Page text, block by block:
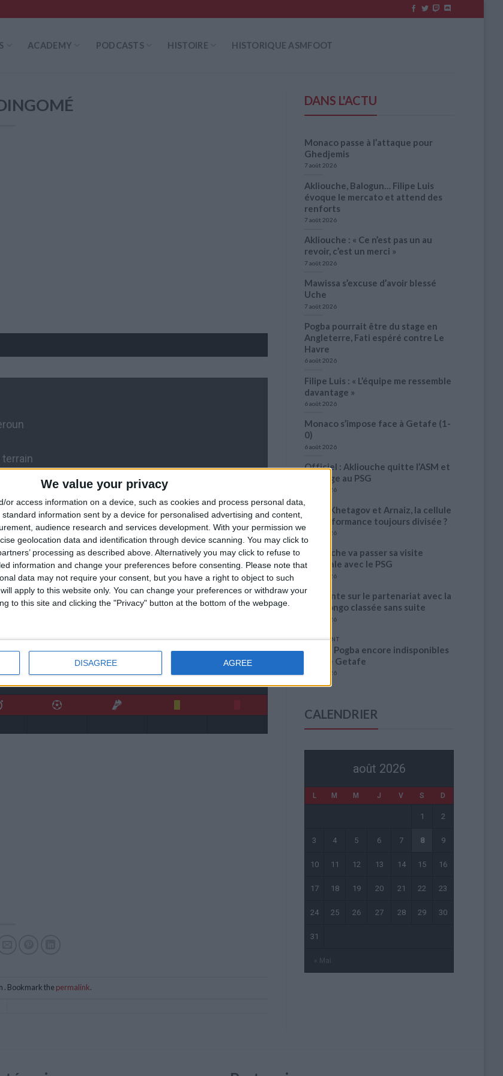
We value your privacy
or access information on a device, such as cookies and process personal data,
information sent by a device for personalised advertising and content,
audience research and services development. With your permission we
geolocation data and identification through device scanning. You may click to
processing as described above. Alternatively you may click to refuse to
information and change your preferences before consenting.
Please note that
data may not require your consent, but you have a right to object to such
apply to this website only. You can change your preferences or withdraw your
to this site and clicking the "Privacy" button at the bottom of the webpage.
DISAGREE AGREE
ACADEMY PODCASTS HISTOIRE HISTORIQUE ASMFOOT
terrain
. Bookmark the permalink.
DANS L'ACTU
Monaco passe à l’attaque pour
Ghedjemis
7 août 2026
Akliouche, Balogun… Filipe Luis
évoque le mercato et attend des
renforts
7 août 2026
Akliouche : « Ce n’est pas un au
revoir, c’est un merci »
7 août 2026
Mawissa s’excuse d’avoir blessé
Uche
7 août 2026
Pogba pourrait être du stage en
Angleterre, Fati espéré contre Le
Havre
6 août 2026
Filipe Luis : « L’équipe me ressemble
davantage »
6 août 2026
Monaco s’impose face à Getafe (1-
0)
6 août 2026
Officiel : Akliouche quitte l’ASM et
s’engage au PSG
6 août 2026
Entre Khetagov et Arnaiz, la cellule
de performance toujours divisée ?
6 août 2026
Akliouche va passer sa visite
médicale avec le PSG
6 août 2026
La plainte sur le partenariat avec la
R.D. Congo classée sans suite
6 août 2026
1 COMMENT
Fati et Pogba encore indisponibles
contre Getafe
6 août 2026
CALENDRIER
août 2026
L M M J V S D
« Mai
1 2
3 4 5 6 7 8 9
10 11 12 13 14 15 16
17 18 19 20 21 22 23
24 25 26 27 28 29 30
31